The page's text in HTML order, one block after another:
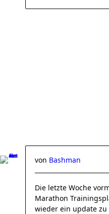
von Bashman
Die letzte Woche
Marathon
wieder ein update zu